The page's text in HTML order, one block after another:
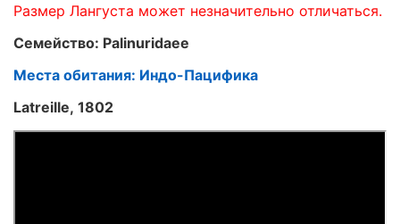
Размер Лангуста может незначительно отличаться.
Семейство: Palinuridaee
Места обитания: Индо-Пацифика
Latreille, 1802